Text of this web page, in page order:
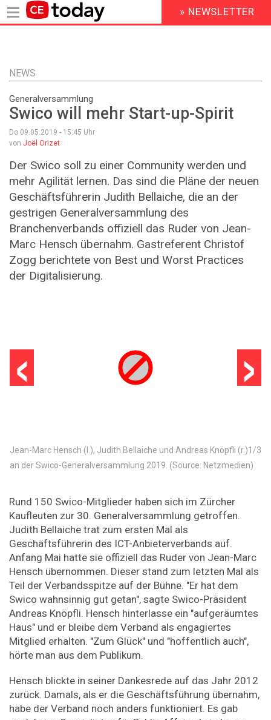
Inhalt
HEADER
MENU
» NEWSLETTER
NEWS
Generalversammlung
Swico will mehr Start-up-Spirit
Do 09.05.2019 - 15:45 Uhr
von Joël Orizet
Der Swico soll zu einer Community werden und
mehr Agilität lernen. Das sind die Pläne der neuen
Geschäftsführerin Judith Bellaiche, die an der
gestrigen Generalversammlung des
Branchenverbands offiziell das Ruder von Jean-
Marc Hensch übernahm. Gastreferent Christof
Zogg berichtete von Best und Worst Practices
der Digitalisierung.
‹ ›
1 /3
Jean-Marc Hensch (l.), Judith Bellaiche und Andreas Knöpfli (r.)
an der Swico-Generalversammlung 2019. (Source: Netzmedien)
Rund 150 Swico-Mitglieder haben sich im Zürcher
Kaufleuten zur 30. Generalversammlung getroffen.
Judith Bellaiche trat zum ersten Mal als
Geschäftsführerin des ICT-Anbieterverbands auf.
Anfang Mai hatte sie offiziell das Ruder von Jean-Marc
Hensch übernommen. Dieser stand zum letzten Mal als
Teil der Verbandsspitze auf der Bühne. "Er hat dem
Swico wahnsinnig gut getan", sagte Swico-Präsident
Andreas Knöpfli. Hensch hinterlasse ein "aufgeräumtes
Haus" und er bleibe dem Verband als engagiertes
Mitglied erhalten. "Zum Glück" und "hoffentlich auch",
hörte man aus dem Publikum.
Hensch blickte in seiner Dankesrede auf das Jahr 2012
zurück. Damals, als er die Geschäftsführung übernahm,
habe der Verband noch anders funktioniert. Es gab